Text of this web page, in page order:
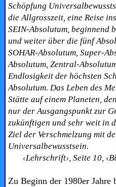
Schöpfung
die Allgrosszeit, eine Reise
SEIN-Absolutum, beginnend
und weiter über die fünf
SOHAR-Absolutum, Super-
Absolutum, Zentral-
Endlosigkeit der höchsten
Absolutum. Das Leben des
Stätte auf einem Planeten,
nur der Ausgangspunkt zur
zukünftigen und sehr weit in
Ziel der Verschmelzung mit
Universalbewusstsein.
‹Lehrschrift›, Seite 10,
Zu Beginn der 1980er Jahre